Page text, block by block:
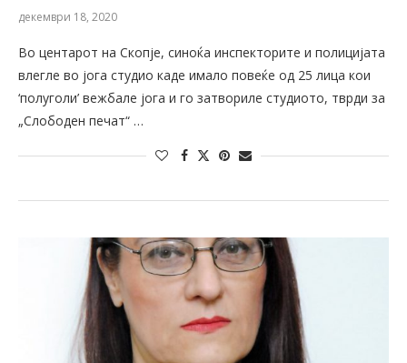
декември 18, 2020
Во центарот на Скопје, синоќа инспекторите и полицијата
влегле во јога студио каде имало повеќе од 25 лица кои
‘полуголи’ вежбале јога и го затвориле студиото, тврди за
„Слободен печат“ …